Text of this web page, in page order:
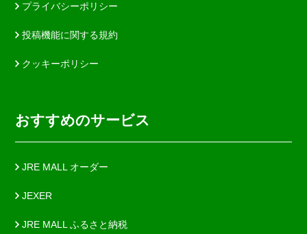
プライバシーポリシー
投稿機能に関する規約
クッキーポリシー
おすすめのサービス
JRE MALL オーダー
JEXER
JRE MALL ふるさと納税